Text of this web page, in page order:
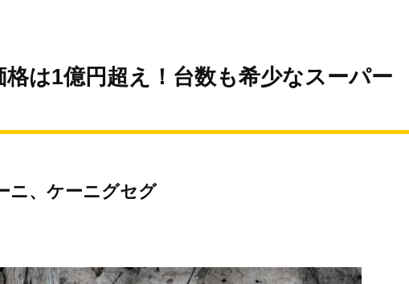
格は1億円超え！台数も希少なスーパー
ニ、ケーニグセグ